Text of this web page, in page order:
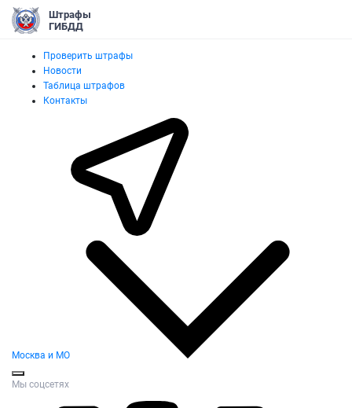
Штрафы
ГИБДД
Проверить штрафы
Новости
Таблица штрафов
Контакты
Москва и МО
Мы соцсетях